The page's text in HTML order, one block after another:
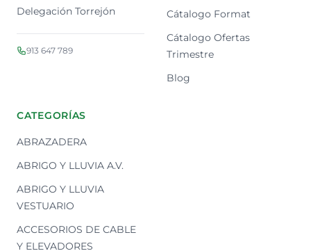
Delegación Torrejón
913 647 789
Cátalogo Format
Cátalogo Ofertas
Trimestre
Blog
CATEGORÍAS
ABRAZADERA
ABRIGO Y LLUVIA A.V.
ABRIGO Y LLUVIA
VESTUARIO
ACCESORIOS DE CABLE
Y ELEVADORES